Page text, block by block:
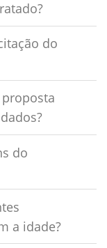
do
do
a idade?